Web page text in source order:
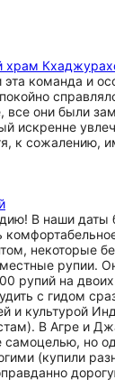
храм
команда и
все они были
искренне
к сожалению,
В наши
некоторые
рупии.
рупий на
с гидом
и культурой
В Агре и
но
(купили